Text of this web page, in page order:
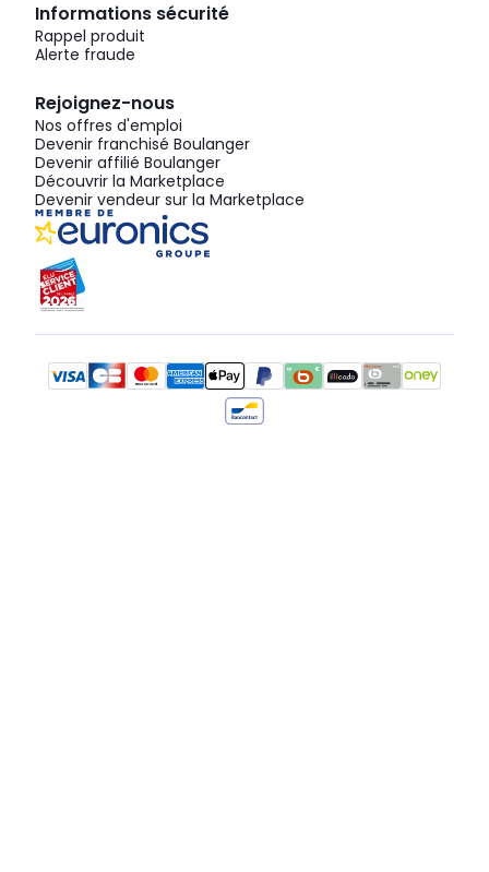
Informations sécurité
Rappel produit
Alerte fraude
Rejoignez-nous
Nos offres d'emploi
Devenir franchisé Boulanger
Devenir affilié Boulanger
Découvrir la Marketplace
Devenir vendeur sur la Marketplace